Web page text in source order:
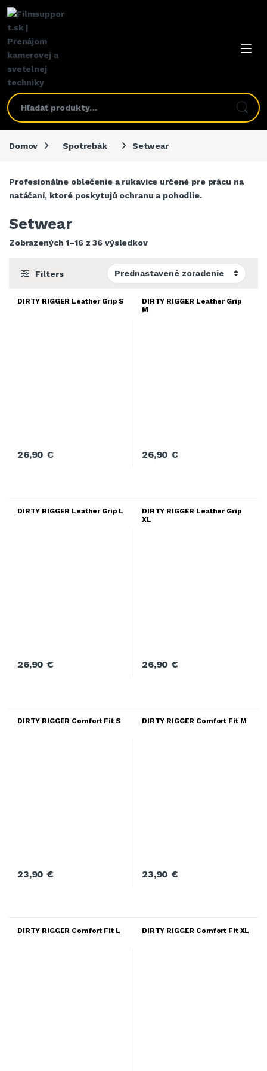
Domov Spotrebák Setwear
Profesionálne oblečenie a rukavice určené pre prácu na
natáčaní, ktoré poskytujú ochranu a pohodlie.
Setwear
Zobrazených 1–16 z 36 výsledkov
Filters
DIRTY RIGGER Leather Grip S
26,90€
DIRTY RIGGER Leather Grip
M
26,90€
DIRTY RIGGER Leather Grip L
26,90€
DIRTY RIGGER Leather Grip
XL
26,90€
DIRTY RIGGER Comfort Fit S
23,90€
DIRTY RIGGER Comfort Fit M
23,90€
DIRTY RIGGER Comfort Fit L DIRTY RIGGER Comfort Fit XL